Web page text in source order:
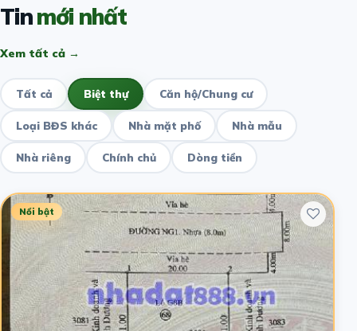
Tinmới nhất
Xem tất cả →
Tất cả Biệt thự Căn hộ/Chung cư
Loại BĐS khác Nhà mặt phố Nhà mẫu
Nhà riêng Chính chủ Dòng tiền
Nổi bật